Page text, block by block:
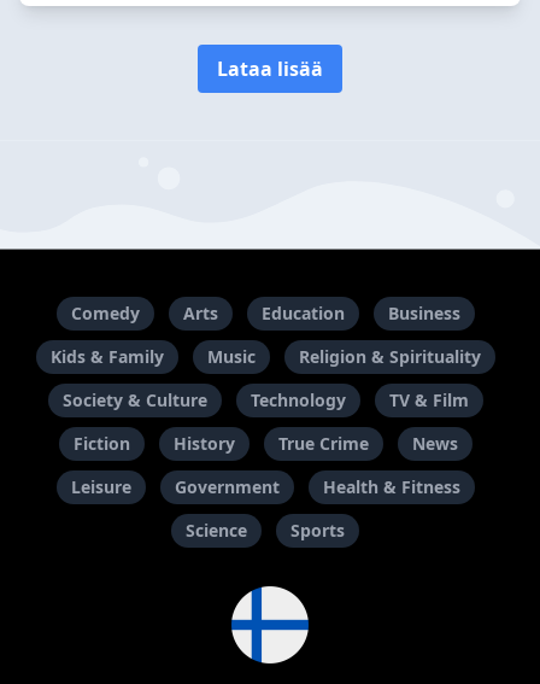
Lataa lisää
Comedy Arts Education
Business
Kids & Family
Music
Religion & Spirituality
Society & Culture
Technology
TV & Film
Fiction
History True Crime
News
Leisure
Government
Health & Fitness
Science
Sports